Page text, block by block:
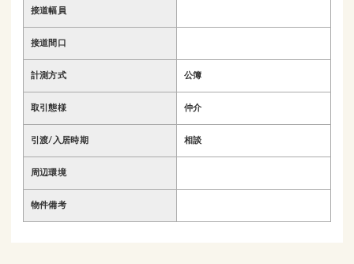
接道幅員
接道間口
計測方式 公簿
取引態様 仲介
引渡/入居時期 相談
周辺環境
物件備考